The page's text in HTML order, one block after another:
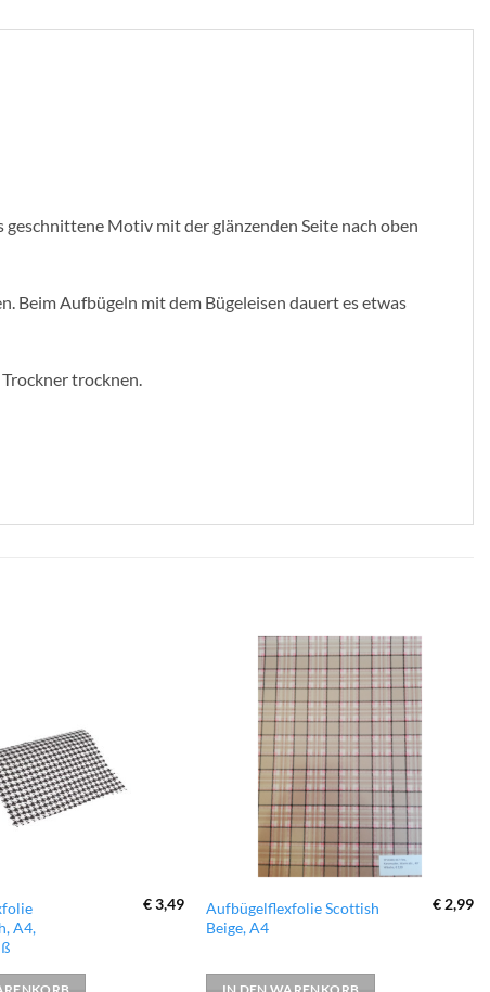
geschnittene Motiv mit der glänzenden Seite nach oben
Beim Aufbügeln mit dem Bügeleisen dauert es etwas
trocknen.
A4,
€3,49
zur
Wunschliste
hinzufügen
Aufbügelflexfolie Scottish
Beige, A4
€ 2,99